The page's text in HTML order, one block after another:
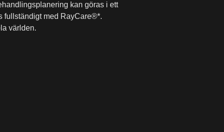
kan göras i ett
fullständigt med RayCare®*.
världen.